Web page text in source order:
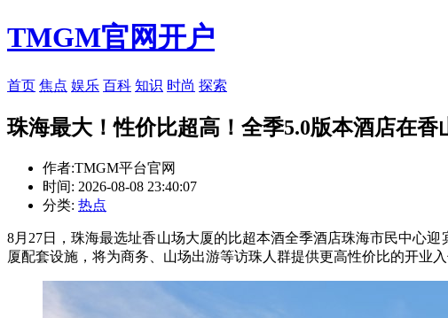
TMGM官网开户
首页 焦点 娱乐 百科 知识 时尚 探索
珠海最大！性价比超高！全季5.0版本酒店在香
作者:TMGM平台官网
时间: 2026-08-08 23:40:07
分类: 热点
8月27日，珠海最选址香山场大厦的比超本酒全季酒店珠海市民中心
厦配套设施，将为商务、山场出游等访珠人群提供更高性价比的开业